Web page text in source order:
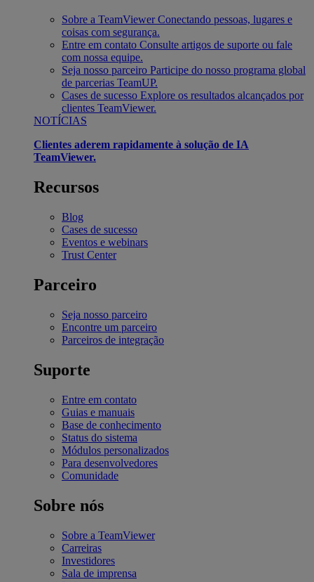
Sobre a TeamViewer Conectando pessoas, lugares e
coisas com segurança.
Entre em contato Consulte artigos de suporte ou fale
com nossa equipe.
Seja nosso parceiro Participe do nosso programa global
de parcerias TeamUP.
Cases de sucesso Explore os resultados alcançados por
clientes TeamViewer.
NOTÍCIAS
Clientes aderem rapidamente à solução de IA
TeamViewer.
Recursos
Blog
Cases de sucesso
Eventos e webinars
Trust Center
Parceiro
Seja nosso parceiro
Encontre um parceiro
Parceiros de integração
Suporte
Entre em contato
Guias e manuais
Base de conhecimento
Status do sistema
Módulos personalizados
Para desenvolvedores
Comunidade
Sobre nós
Sobre a TeamViewer
Carreiras
Investidores
Sala de imprensa